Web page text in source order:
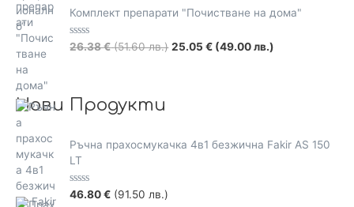
5
e
d
0
o
u
Комплект препарати "Почистване на дома"
R
0
o
o
f
5
26.38€ (51.60 лв.) 25.05€ (49.00 лв.)
Нови Продукти
Ръчна прахосмукачка 4в1 безжична Fakir AS 150
LT
R
46.80€ (91.50 лв.)